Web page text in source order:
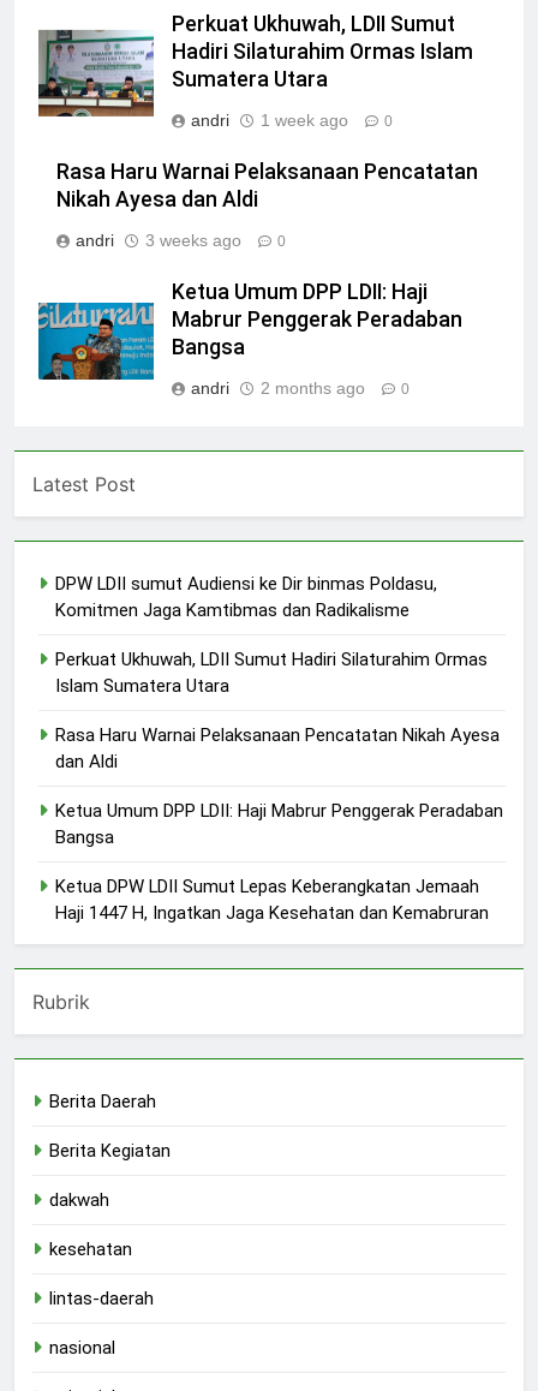
Perkuat Ukhuwah, LDII Sumut
Hadiri Silaturahim Ormas Islam
Sumatera Utara
andri 1 week ago 0
Rasa Haru Warnai Pelaksanaan Pencatatan
Nikah Ayesa dan Aldi
andri 3 weeks ago 0
Ketua Umum DPP LDII: Haji
Mabrur Penggerak Peradaban
Bangsa
andri 2 months ago 0
Latest Post
DPW LDII sumut Audiensi ke Dir binmas Poldasu,
Komitmen Jaga Kamtibmas dan Radikalisme
Perkuat Ukhuwah, LDII Sumut Hadiri Silaturahim Ormas
Islam Sumatera Utara
Rasa Haru Warnai Pelaksanaan Pencatatan Nikah Ayesa
dan Aldi
Ketua Umum DPP LDII: Haji Mabrur Penggerak Peradaban
Bangsa
Ketua DPW LDII Sumut Lepas Keberangkatan Jemaah
Haji 1447 H, Ingatkan Jaga Kesehatan dan Kemabruran
Rubrik
Berita Daerah
Berita Kegiatan
dakwah
kesehatan
lintas-daerah
nasional